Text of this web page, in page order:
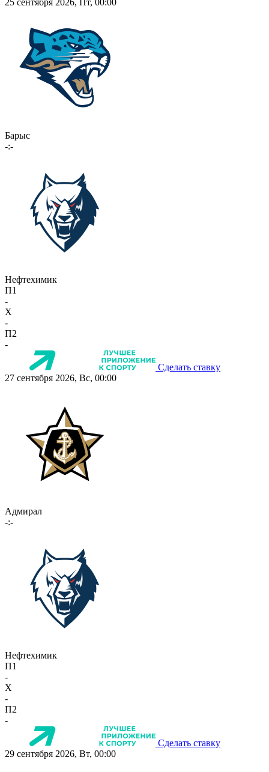
25 сентября 2026, Пт, 00:00
Барыс
-:-
Нефтехимик
П1
-
X
-
П2
-
Сделать ставку
27 сентября 2026, Вс, 00:00
Адмирал
-:-
Нефтехимик
П1
-
X
-
П2
-
Сделать ставку
29 сентября 2026, Вт, 00:00